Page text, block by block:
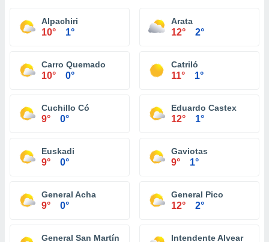
Alpachiri
10° 1°
Arata
12° 2°
Carro Quemado
10° 0°
Catriló
11° 1°
Cuchillo Có
9° 0°
Eduardo Castex
12° 1°
Euskadi
9° 0°
Gaviotas
9° 1°
General Acha
9° 0°
General Pico
12° 2°
General San Martín Intendente Alvear